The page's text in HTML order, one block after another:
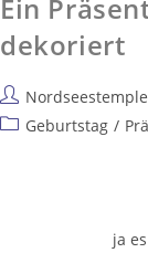
Ein
dekoriert
Geburtstag /
ja